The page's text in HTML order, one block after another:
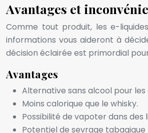
Avantages et
Comme tout produit, les e-
informations vous aideront à
décision éclairée est primordial
Avantages
Alternative sans alcool pour les
Moins calorique que le whisky.
Possibilité de vapoter dans
Potentiel de sevrage